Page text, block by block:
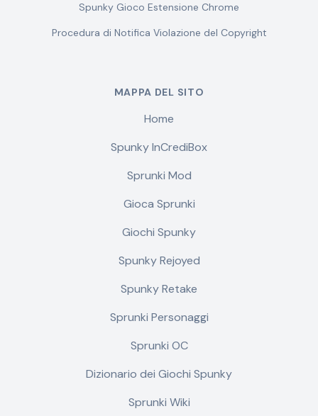
Spunky Gioco Estensione Chrome
Procedura di Notifica Violazione del Copyright
MAPPA DEL SITO
Home
Spunky InCrediBox
Sprunki Mod
Gioca Sprunki
Giochi Spunky
Spunky Rejoyed
Spunky Retake
Sprunki Personaggi
Sprunki OC
Dizionario dei Giochi Spunky
Sprunki Wiki